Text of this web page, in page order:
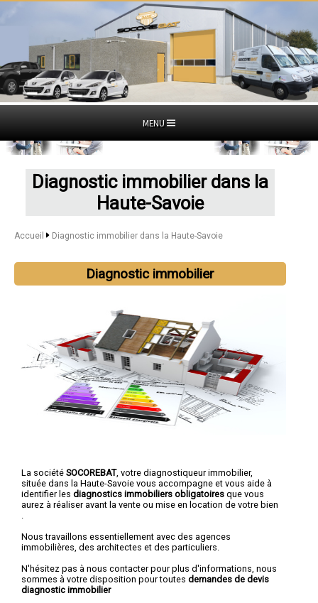
MENU
Diagnostic immobilier dans la
Haute-Savoie
Accueil Diagnostic immobilier dans la Haute-Savoie
Diagnostic immobilier
La société SOCOREBAT, votre diagnostiqueur immobilier,
située dans la Haute-Savoie vous accompagne et vous aide à
identifier les diagnostics immobiliers obligatoires que vous
aurez à réaliser avant la vente ou mise en location de votre bien
Nous travaillons essentiellement avec des agences
immobilières, des architectes et des particuliers.
N'hésitez pas à nous contacter pour plus d'informations, nous
sommes à votre disposition pour toutes demandes de devis
diagnostic immobilier